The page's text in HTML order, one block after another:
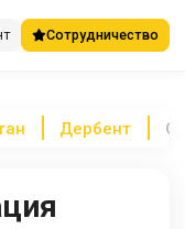
Сотрудничество
Дербент